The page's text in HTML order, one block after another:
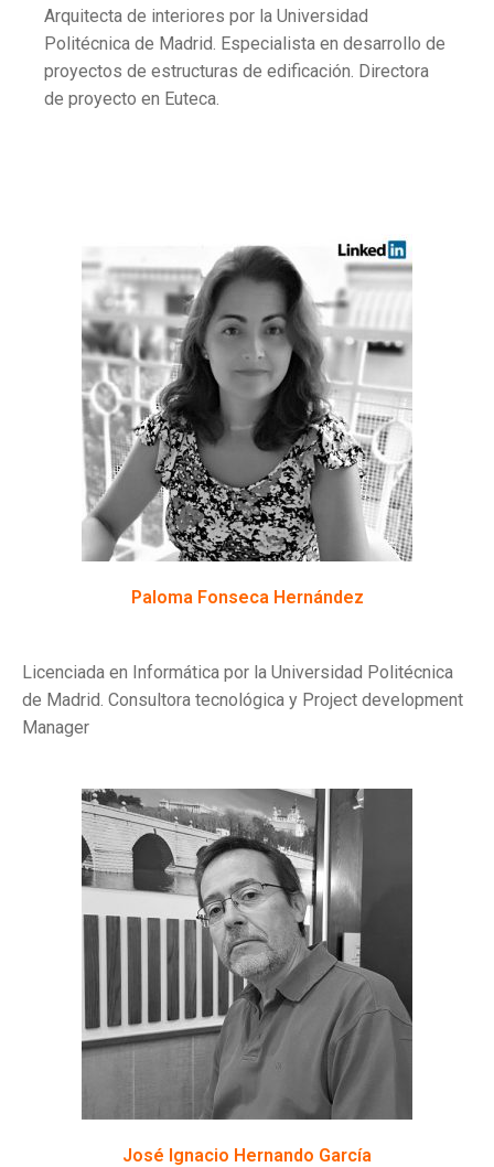
Arquitecta de interiores por la Universidad
Politécnica de Madrid. Especialista en desarrollo de
proyectos de estructuras de edificación. Directora
de proyecto en Euteca.
Paloma Fonseca Hernández
Licenciada en Informática por la Universidad Politécnica
de Madrid. Consultora tecnológica y Project development
Manager
José Ignacio Hernando García